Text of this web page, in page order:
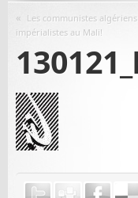
« Les communistes
impérialistes au Mali!